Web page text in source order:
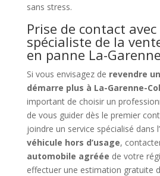
sans stress.
Prise de contact
spécialiste de la
en panne La-
Si vous envisagez de revendre
démarre plus à La-Garenne-
important de choisir un
de vous guider dès le premier
joindre un service spécialisé dans l’
véhicule hors d’usage,
automobile agréée de votre
effectuer une estimation gratuite